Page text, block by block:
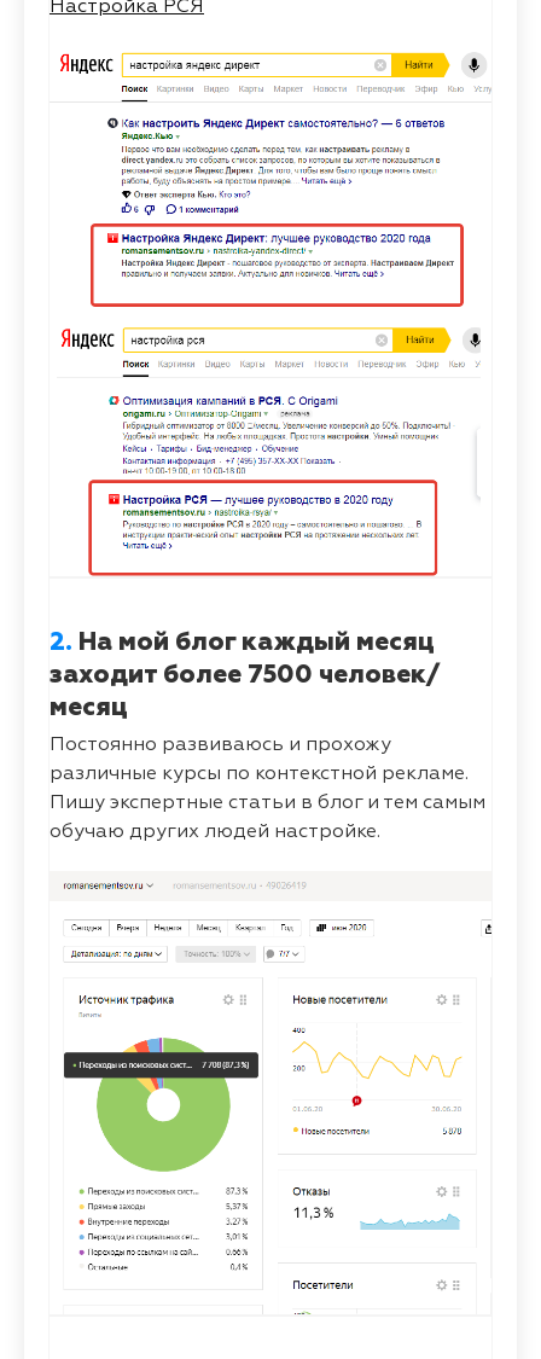
Настройка РСЯ
2. На мой блог каждый месяц
заходит более 7500 человек/
месяц
Постоянно развиваюсь и прохожу
различные курсы по контекстной рекламе.
Пишу экспертные статьи в блог и тем самым
обучаю других людей настройке.